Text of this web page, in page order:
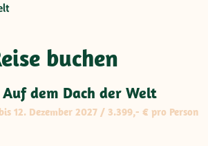
buchen
dem Dach der Welt
12. Dezember 2027 / 3.399,- € pro Person